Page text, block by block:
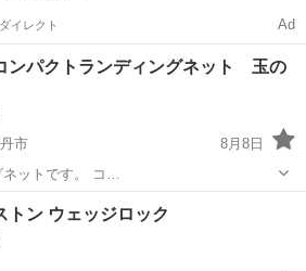
イレクト Ad
パクトランディングネット 玉の
市
8月8日
の釣りのランディングネットです。 コ…
タモ
トン ウェッジロック